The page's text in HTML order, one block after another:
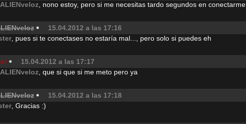
, nono estoy, pero si me necesitas tardo segundos en conectarme
15.04.2012 a las 17:16
, pues si te conectases no estaría mal..., pero solo si puedes eh
15.04.2012 a las 17:17
, que si que si me meto pero ya
15.04.2012 a las 17:18
, Gracias :)